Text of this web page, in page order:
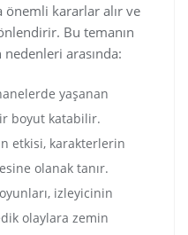
önemli kararlar alır ve
Bu temanın
arasında:
yaşanan
boyut katabilir.
etkisi, karakterlerin
olanak tanır.
izleyicinin
olaylara zemin